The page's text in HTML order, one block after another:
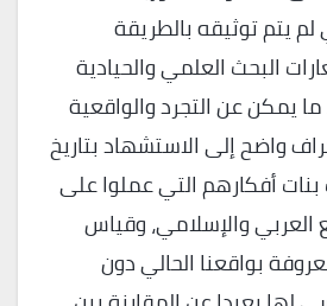
لم يتم توثيقه بالطريقة
البحث العلمي والحيادية
يمكن عن التجرد والواقعية
واضح إلى الاستشهاد بتاريخ
أفكارهم التي عملوا على
العربي والإسلامي، وقياس
بواقعنا الحالي دون